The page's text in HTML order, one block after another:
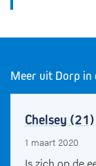
Meer uit Dorp in
Chelsey (21)
1 maart 2020
Is zich op de